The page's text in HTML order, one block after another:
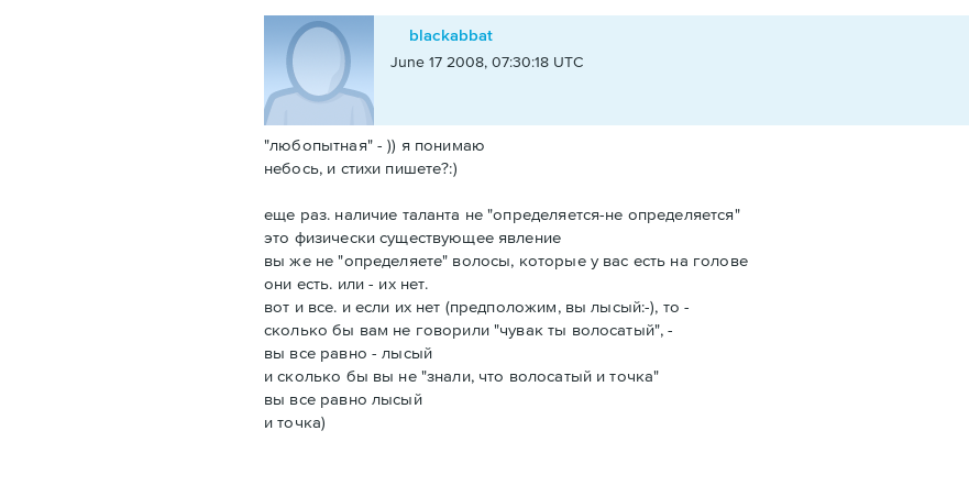
blackabbat
June 17 2008, 07:30:18 UTC
"любопытная" - )) я понимаю
небось, и стихи пишете?:)
еще раз. наличие таланта не "определяется-не определяется"
это физически существующее явление
вы же не "определяете" волосы, которые у вас есть на голове
они есть. или - их нет.
вот и все. и если их нет (предположим, вы лысый:-), то -
сколько бы вам не говорили "чувак ты волосатый", -
вы все равно - лысый
и сколько бы вы не "знали, что волосатый и точка"
вы все равно лысый
и точка)